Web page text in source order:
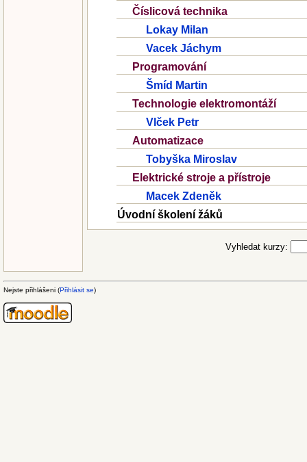
Číslicová technika
Lokay Milan
Vacek Jáchym
Programování
Šmíd Martin
Technologie elektromontáží
Vlček Petr
Automatizace
Tobyška Miroslav
Elektrické stroje a přístroje
Macek Zdeněk
Úvodní školení žáků
Vyhledat kurzy:
Nejste přihlášeni (Přihlásit se)